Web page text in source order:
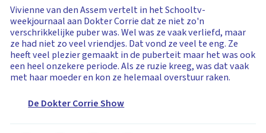
Vivienne van den Assem vertelt in het Schooltv-
weekjournaal aan Dokter Corrie dat ze niet zo'n
verschrikkelijke puber was. Wel was ze vaak verliefd, maar
ze had niet zo veel vriendjes. Dat vond ze veel te eng. Ze
heeft veel plezier gemaakt in de puberteit maar het was ook
een heel onzekere periode. Als ze ruzie kreeg, was dat vaak
met haar moeder en kon ze helemaal overstuur raken.
De Dokter Corrie Show